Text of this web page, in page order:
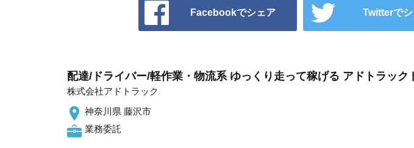
Facebookでシェア Twitterで
配達/ドライバー/軽作業・物流系 ゆっくり走って稼げる アドトラック
株式会社アドトラック
神奈川県 藤沢市
業務委託